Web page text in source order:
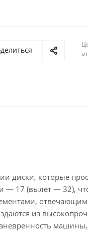
диски, которые
— 17 (вылет — 32),
из
машины,